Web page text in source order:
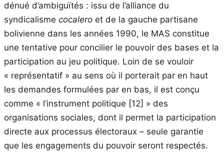
dénué d’ambiguïtés : issu de l’alliance du
syndicalisme cocalero et de la gauche partisane
bolivienne dans les années 1990, le MAS constitue
une tentative pour concilier le pouvoir des bases et la
participation au jeu politique. Loin de se vouloir
« représentatif » au sens où il porterait par en haut
les demandes formulées par en bas, il est conçu
comme « l’instrument politique [12] » des
organisations sociales, dont il permet la participation
directe aux processus électoraux – seule garantie
que les engagements du pouvoir seront respectés.